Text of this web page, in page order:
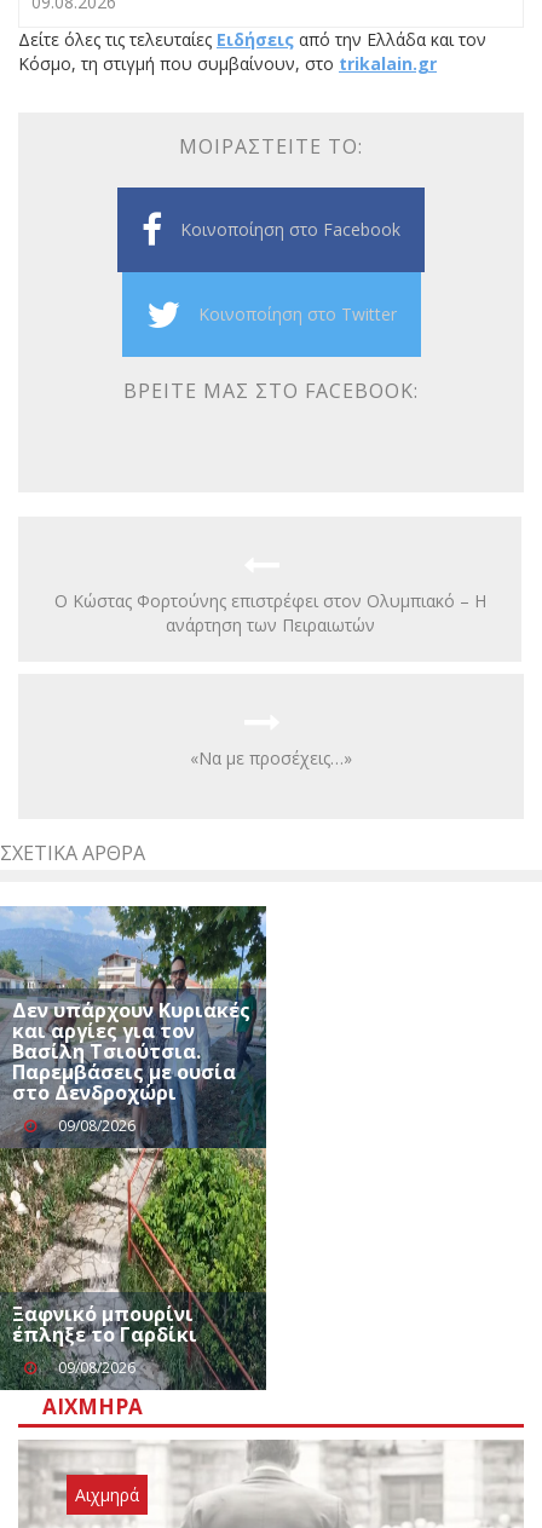
Δείτε όλες τις τελευταίες Ειδήσεις από την Ελλάδα και τον
Κόσμο, τη στιγμή που συμβαίνουν, στο trikalain.gr
ΜΟΙΡΑΣΤΕΊΤΕ ΤΟ:
Κοινοποίηση στο Facebook
Κοινοποίηση στο Twitter
ΒΡΕΊΤΕ ΜΑΣ ΣΤΟ FACEBOOK:
Ο Κώστας Φορτούνης επιστρέφει στον Ολυμπιακό – Η
ανάρτηση των Πειραιωτών
«Να με προσέχεις…»
ΣΧΕΤΙΚΆ ΆΡΘΡΑ
Δεν υπάρχουν Κυριακές
και αργίες για τον
Βασίλη Τσιούτσια.
Παρεμβάσεις με ουσία
στο Δενδροχώρι
09/08/2026
Ξαφνικό μπουρίνι
έπληξε το Γαρδίκι
09/08/2026
ΑΙΧΜΗΡΆ
Αιχμηρά